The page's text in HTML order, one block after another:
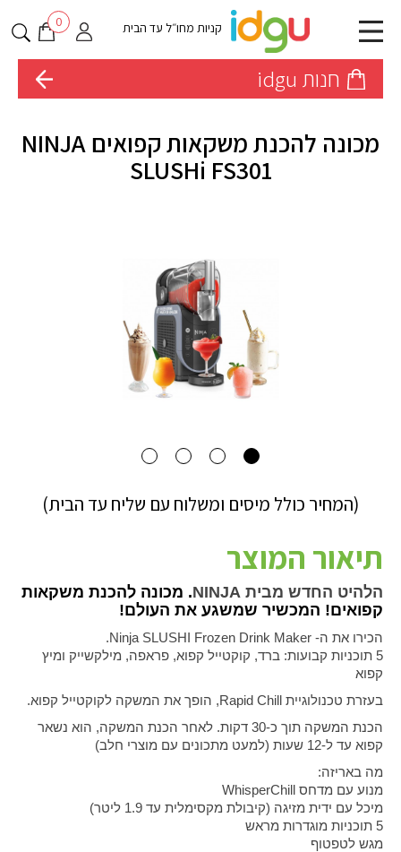
קניות מחו״ל עד הבית 0
חנות idgu
מכונה להכנת משקאות קפואים NINJA
SLUSHi FS301
(המחיר כולל מיסים ומשלוח עם שליח עד הבית)
תיאור המוצר
הלהיט החדש מבית NINJA. מכונה להכנת משקאות
קפואים! המכשיר שמשגע את העולם!
הכירו את ה- Ninja SLUSHI Frozen Drink Maker
.
5 תוכניות קבועות: ברד, קוקטייל קפוא, פראפה, מילקשייק ומיץ
קפוא
בעזרת טכנולוגיית Rapid Chill, הופך את המשקה לקוקטייל קפוא.
הכנת המשקה תוך כ-30 דקות. לאחר הכנת המשקה, הוא נשאר
קפוא עד ל-12 שעות (למעט מתכונים עם מוצרי חלב)
מה באריזה:
מנוע עם מדחס WhisperChill
מיכל עם ידית מזיגה (קיבולת מקסימלית עד 1.9 ליטר)
5 תוכניות מוגדרות מראש
מגש לטפטוף